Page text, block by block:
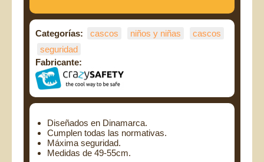
Categorías: cascos niños y niñas
cascos
seguridad
Fabricante:
Diseñados en Dinamarca.
Cumplen todas las normativas.
Máxima seguridad.
Medidas de 49-55cm.